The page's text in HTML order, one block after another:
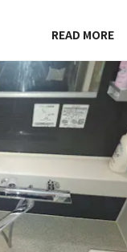
READ MORE